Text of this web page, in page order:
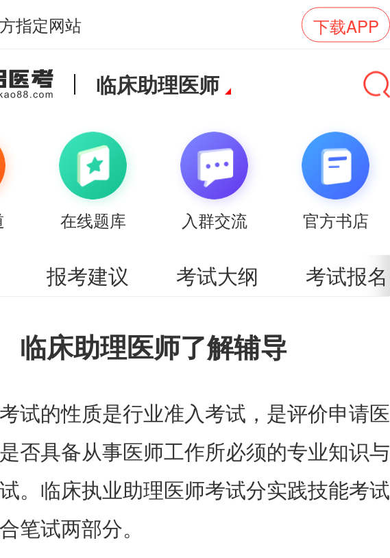
指定网站 下载APP
临床助理医师
在线题库 入群交流 官方书店
报考建议 考试大纲 考试报名
临床助理医师了解辅导
试的性质是行业准入考试，是评价申请医
否具备从事医师工作所必须的专业知识与
。临床执业助理医师考试分实践技能考试
笔试两部分。